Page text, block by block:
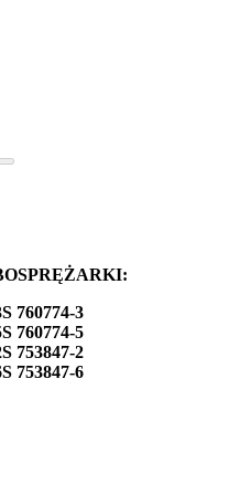
760774-3
760774-5
753847-2
753847-6